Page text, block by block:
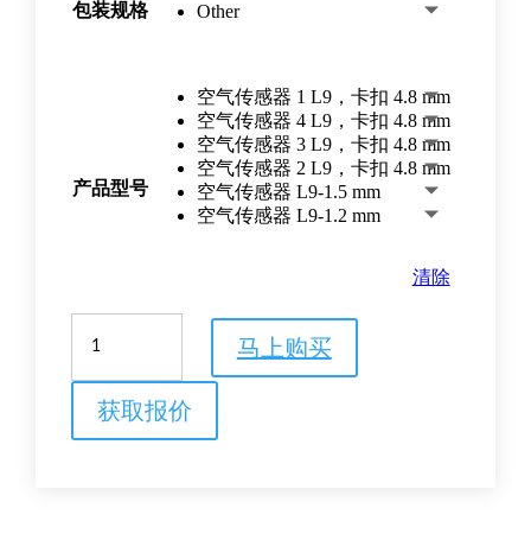
包装规格
Other
产品型号
空气传感器 1 L9，卡扣 4.8 mm
空气传感器 4 L9，卡扣 4.8 mm
空气传感器 3 L9，卡扣 4.8 mm
空气传感器 2 L9，卡扣 4.8 mm
空气传感器 L9-1.5 mm
空气传感器 L9-1.2 mm
清除
马上购买
获取报价